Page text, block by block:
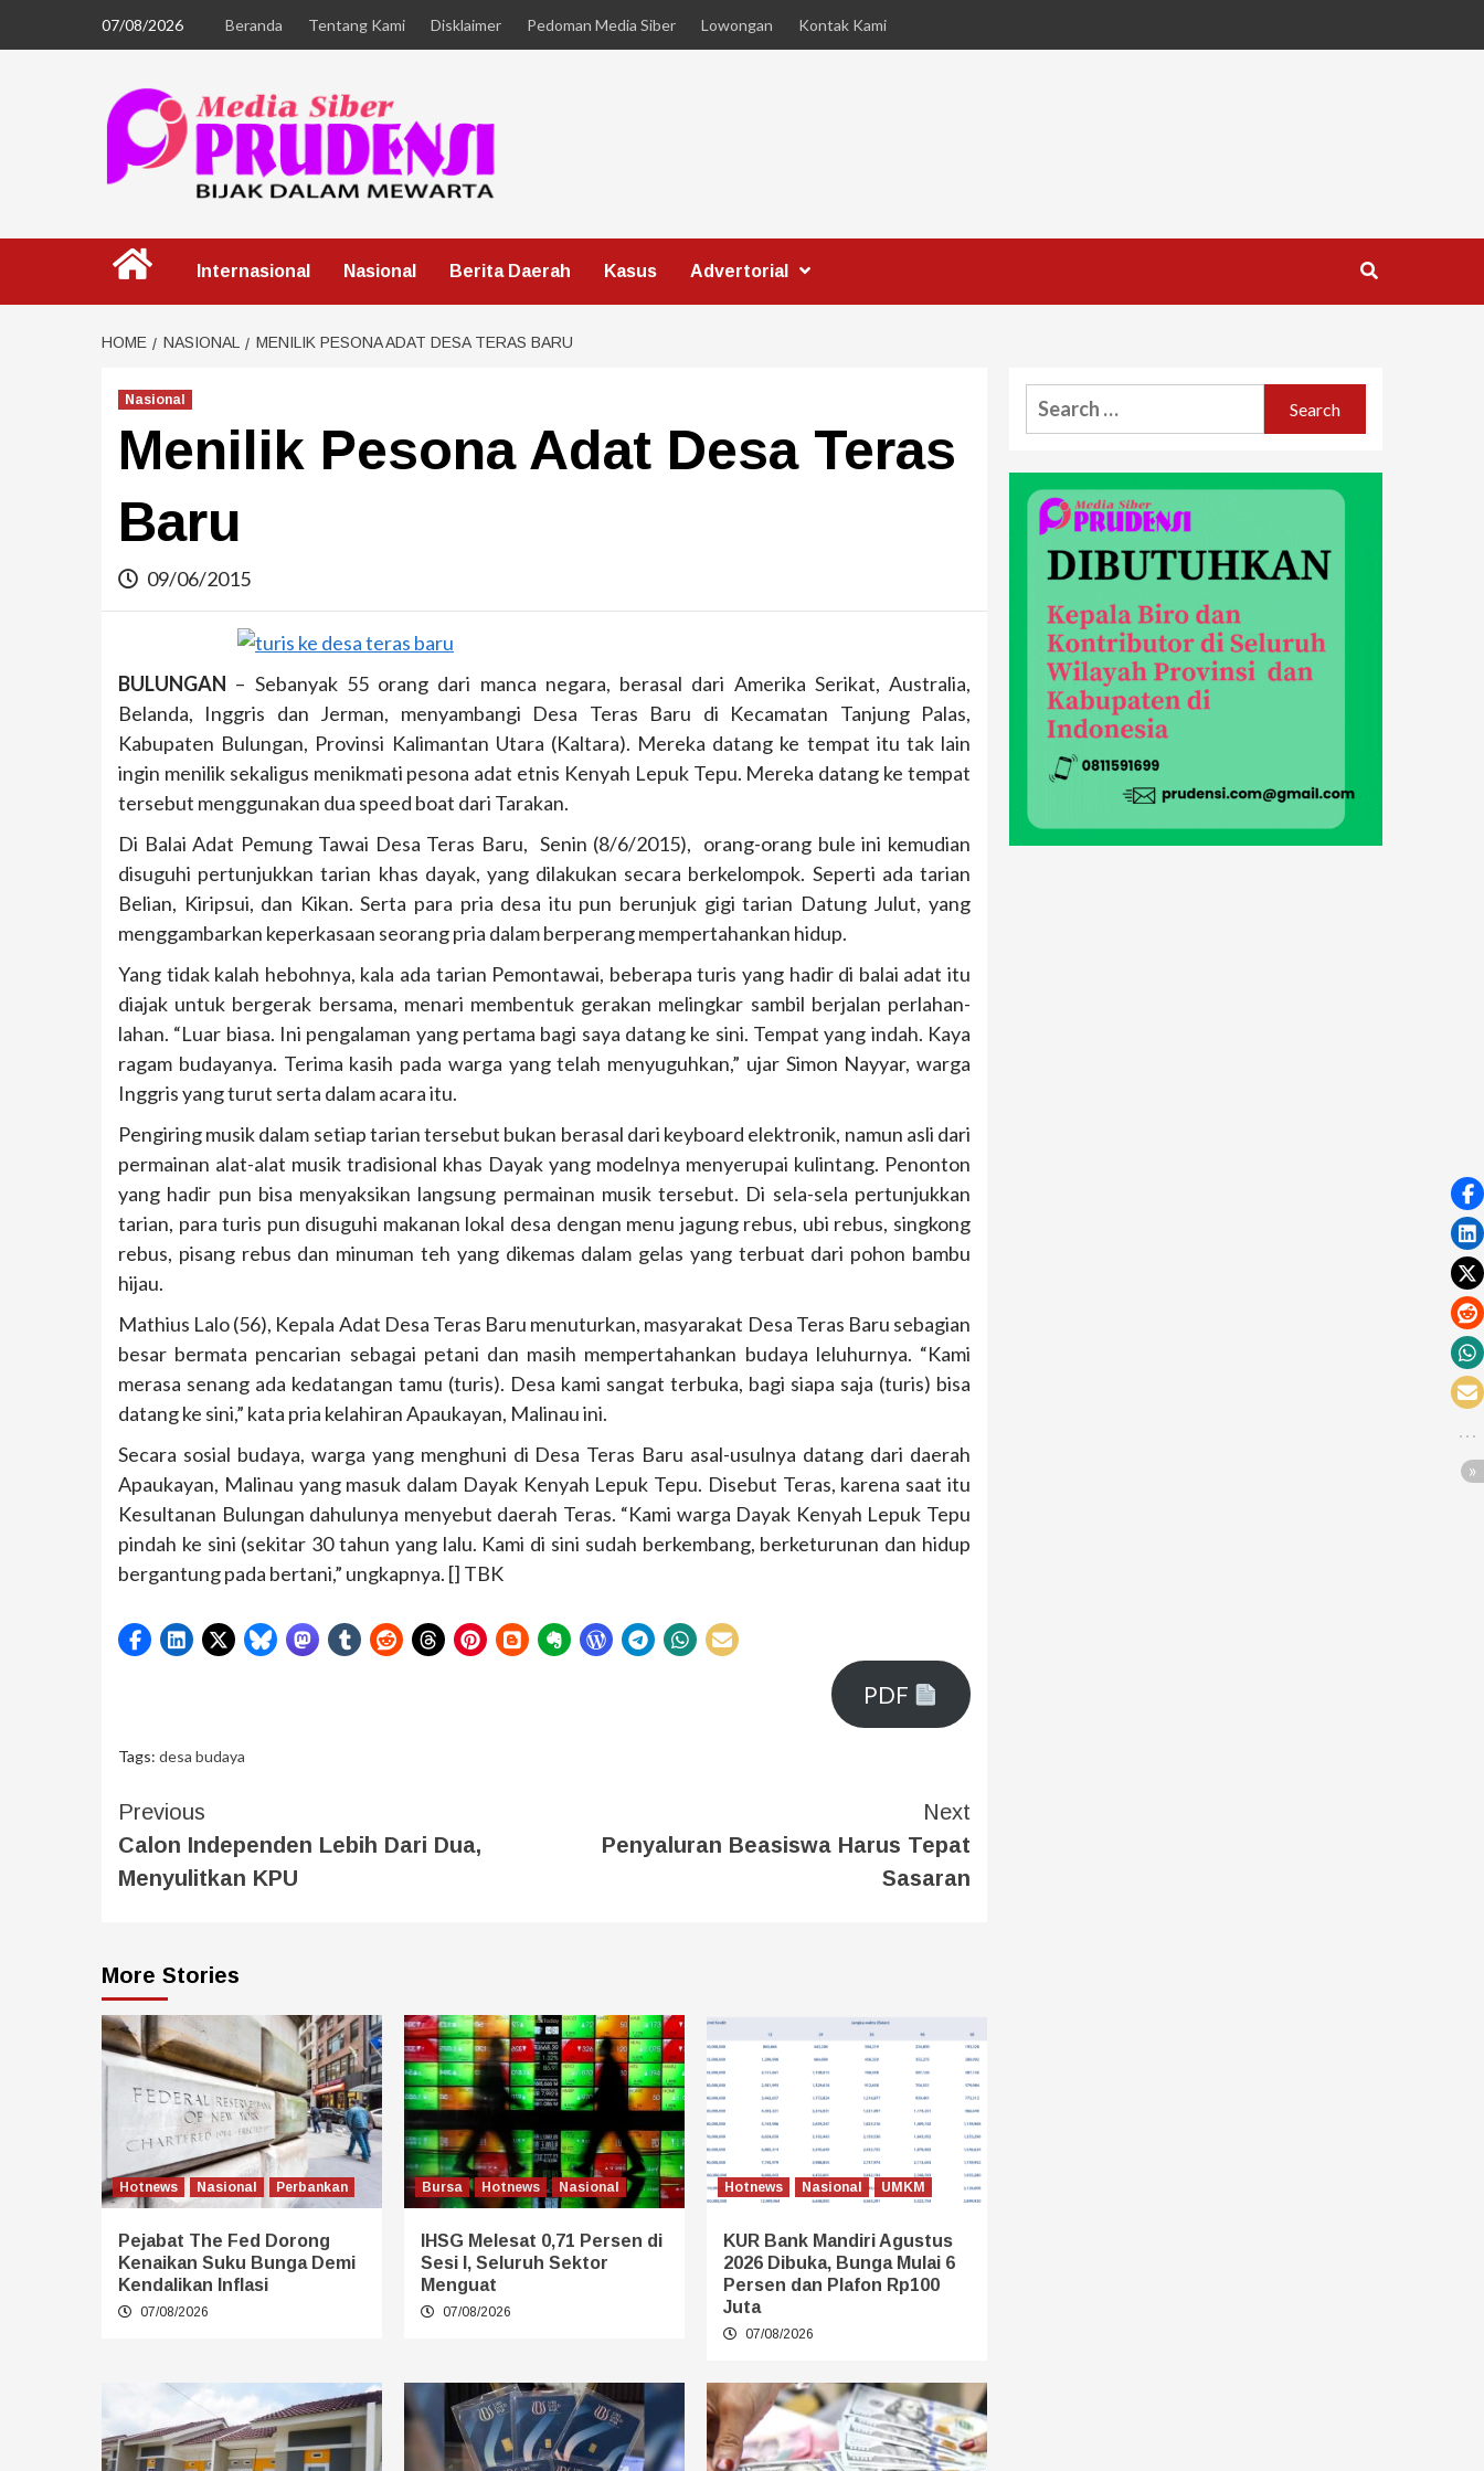
07/08/2026 Beranda Tentang Kami Disklaimer Pedoman Media Siber Lowongan Kontak Kami
Internasional Nasional Berita Daerah Kasus Advertorial
HOME NASIONAL MENILIK PESONA ADAT DESA TERAS BARU
Nasional
Menilik Pesona Adat Desa Teras
Baru
09/06/2015
BULUNGAN – Sebanyak 55 orang dari manca negara, berasal dari Amerika Serikat, Australia,
Belanda, Inggris dan Jerman, menyambangi Desa Teras Baru di Kecamatan Tanjung Palas,
Kabupaten Bulungan, Provinsi Kalimantan Utara (Kaltara). Mereka datang ke tempat itu tak lain
ingin menilik sekaligus menikmati pesona adat etnis Kenyah Lepuk Tepu. Mereka datang ke tempat
tersebut menggunakan dua speed boat dari Tarakan.
Di Balai Adat Pemung Tawai Desa Teras Baru, Senin (8/6/2015), orang-orang bule ini kemudian
disuguhi pertunjukkan tarian khas dayak, yang dilakukan secara berkelompok. Seperti ada tarian
Belian, Kiripsui, dan Kikan. Serta para pria desa itu pun berunjuk gigi tarian Datung Julut, yang
menggambarkan keperkasaan seorang pria dalam berperang mempertahankan hidup.
Yang tidak kalah hebohnya, kala ada tarian Pemontawai, beberapa turis yang hadir di balai adat itu
diajak untuk bergerak bersama, menari membentuk gerakan melingkar sambil berjalan perlahan-
lahan. “Luar biasa. Ini pengalaman yang pertama bagi saya datang ke sini. Tempat yang indah. Kaya
ragam budayanya. Terima kasih pada warga yang telah menyuguhkan,” ujar Simon Nayyar, warga
Inggris yang turut serta dalam acara itu.
Pengiring musik dalam setiap tarian tersebut bukan berasal dari keyboard elektronik, namun asli dari
permainan alat-alat musik tradisional khas Dayak yang modelnya menyerupai kulintang. Penonton
yang hadir pun bisa menyaksikan langsung permainan musik tersebut. Di sela-sela pertunjukkan
tarian, para turis pun disuguhi makanan lokal desa dengan menu jagung rebus, ubi rebus, singkong
rebus, pisang rebus dan minuman teh yang dikemas dalam gelas yang terbuat dari pohon bambu
hijau.
Mathius Lalo (56), Kepala Adat Desa Teras Baru menuturkan, masyarakat Desa Teras Baru sebagian
besar bermata pencarian sebagai petani dan masih mempertahankan budaya leluhurnya. “Kami
merasa senang ada kedatangan tamu (turis). Desa kami sangat terbuka, bagi siapa saja (turis) bisa
datang ke sini,” kata pria kelahiran Apaukayan, Malinau ini.
Secara sosial budaya, warga yang menghuni di Desa Teras Baru asal-usulnya datang dari daerah
Apaukayan, Malinau yang masuk dalam Dayak Kenyah Lepuk Tepu. Disebut Teras, karena saat itu
Kesultanan Bulungan dahulunya menyebut daerah Teras. “Kami warga Dayak Kenyah Lepuk Tepu
pindah ke sini (sekitar 30 tahun yang lalu. Kami di sini sudah berkembang, berketurunan dan hidup
bergantung pada bertani,” ungkapnya. [] TBK
PDF
Tags: desa budaya
Previous
Calon Independen Lebih Dari Dua,
Menyulitkan KPU
Next
Penyaluran Beasiswa Harus Tepat
Sasaran
More Stories
Hotnews Nasional Perbankan
Pejabat The Fed Dorong
Kenaikan Suku Bunga Demi
Kendalikan Inflasi
07/08/2026
Bursa Hotnews Nasional
IHSG Melesat 0,71 Persen di
Sesi I, Seluruh Sektor
Menguat
07/08/2026
Hotnews Nasional UMKM
KUR Bank Mandiri Agustus
2026 Dibuka, Bunga Mulai 6
Persen dan Plafon Rp100
Juta
07/08/2026